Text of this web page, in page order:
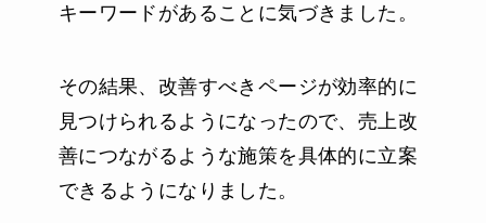
キーワードがあることに気づきました。
その結果、改善すべきページが効率的に
見つけられるようになったので、売上改
善につながるような施策を具体的に立案
できるようになりました。